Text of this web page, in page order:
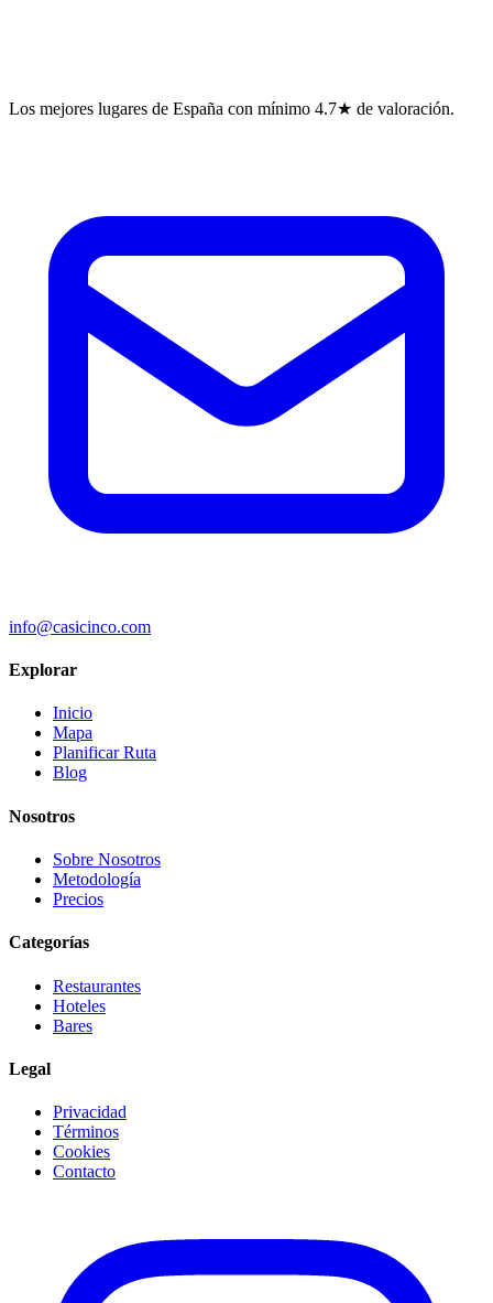
Los mejores lugares de España con mínimo 4.7★ de valoración.
info@casicinco.com
Explorar
Inicio
Mapa
Planificar Ruta
Blog
Nosotros
Sobre Nosotros
Metodología
Precios
Categorías
Restaurantes
Hoteles
Bares
Legal
Privacidad
Términos
Cookies
Contacto